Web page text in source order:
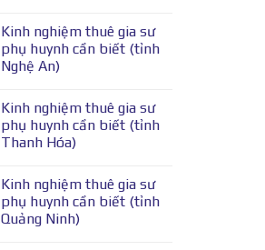
Kinh nghiệm thuê gia sư
phụ huynh cần biết (tỉnh
Nghệ An)
Kinh nghiệm thuê gia sư
phụ huynh cần biết (tỉnh
Thanh Hóa)
Kinh nghiệm thuê gia sư
phụ huynh cần biết (tỉnh
Quảng Ninh)